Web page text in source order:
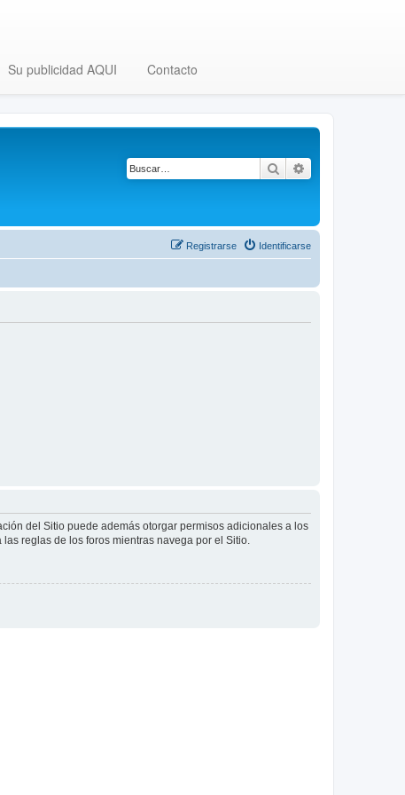
Su publicidad AQUI Contacto
Buscar
Identificarse
Registrarse
del Sitio puede además otorgar permisos adicionales a los
reglas de los foros mientras navega por el Sitio.